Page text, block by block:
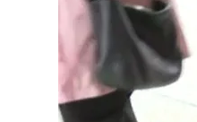
El móvil ya es esencial en
Redacción digital
18 OCT 2024 - 17:11h.
Esta